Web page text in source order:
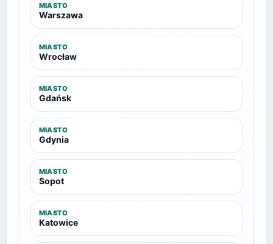
MIASTO
Warszawa
MIASTO
Wrocław
MIASTO
Gdańsk
MIASTO
Gdynia
MIASTO
Sopot
MIASTO
Katowice